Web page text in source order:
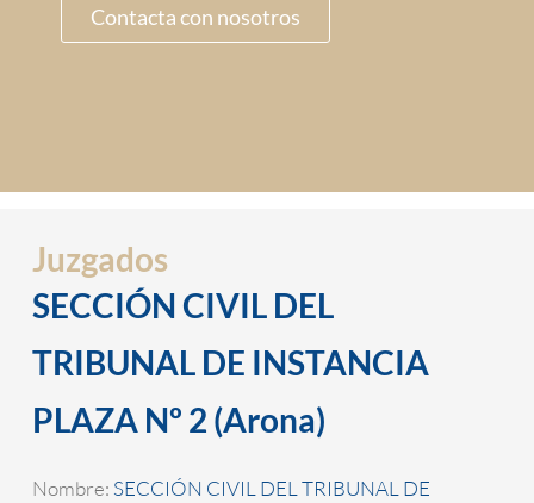
Contacta con nosotros
Juzgados
SECCIÓN CIVIL DEL
TRIBUNAL DE INSTANCIA
PLAZA Nº 2 (Arona)
Nombre: SECCIÓN CIVIL DEL TRIBUNAL DE